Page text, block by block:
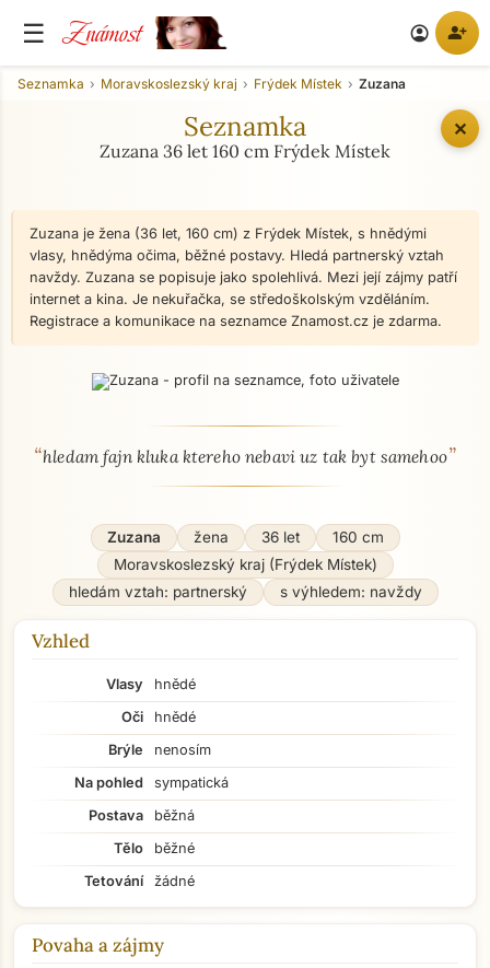
☰ Známost account_circle person_add
✕
Seznamka Moravskoslezský kraj Frýdek Místek Zuzana
Seznamka
Zuzana 36 let 160 cm Frýdek Místek
Zuzana je žena (36 let, 160 cm) z Frýdek Místek, s hnědými
vlasy, hnědýma očima, běžné postavy. Hledá partnerský vztah
navždy. Zuzana se popisuje jako spolehlivá. Mezi její zájmy patří
internet a kina. Je nekuřačka, se středoškolským vzděláním.
Registrace a komunikace na seznamce Znamost.cz je zdarma.
O mně - seznamka profil
“hledam fajn kluka ktereho nebavi uz tak byt samehoo”
Zuzana žena 36 let
160 cm
Moravskoslezský kraj (Frýdek Místek)
hledám vztah: partnerský
s výhledem: navždy
Vzhled
Vlasy
hnědé
Oči
hnědé
Brýle
nenosím
Na pohled
sympatická
Postava
běžná
Tělo
běžné
Tetování
žádné
Povaha a zájmy